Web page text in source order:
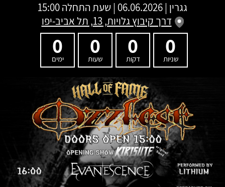
גגרין | 06.06.2026 | שעת התחלה 15:00
דרך קיבוץ גלויות, 13, תל אביב-יפו
0
שניות
0
דקות
0
שעות
0
ימים